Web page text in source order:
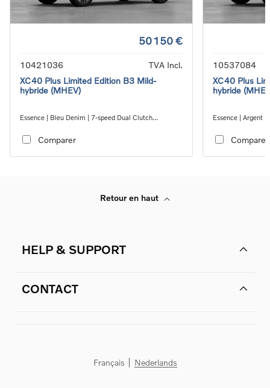
50 150 €
10421036
TVA Incl.
XC40 Plus Limited Edition B3 Mild-
hybride (MHEV)
Essence | Bleu Denim | 7-speed Dual Clutch
Comparer
10537084
XC40 Plus
hybride
Essence | Argent
Comparer
Retour en haut
HELP & SUPPORT
CONTACT
Français Nederlands